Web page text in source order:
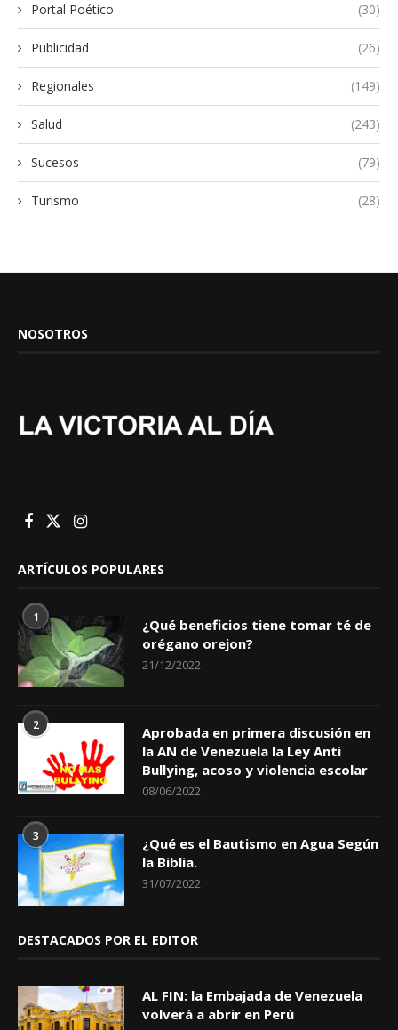
Portal Poético (30)
Publicidad (26)
Regionales (149)
Salud (243)
Sucesos (79)
Turismo (28)
NOSOTROS
ARTÍCULOS POPULARES
1
¿Qué beneficios tiene tomar té de
orégano orejon?
21/12/2022
2
Aprobada en primera discusión en
la AN de Venezuela la Ley Anti
Bullying, acoso y violencia escolar
08/06/2022
3
¿Qué es el Bautismo en Agua Según
la Biblia.
31/07/2022
DESTACADOS POR EL EDITOR
AL FIN: la Embajada de Venezuela
volverá a abrir en Perú